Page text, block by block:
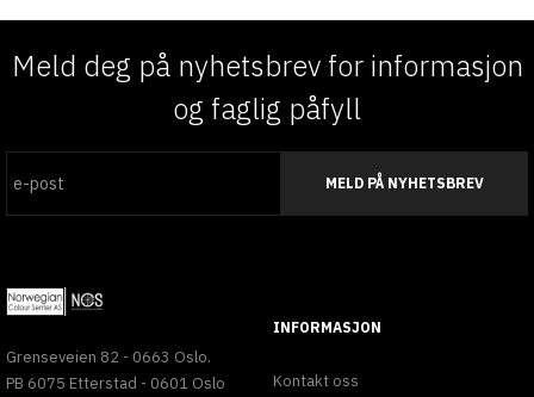
Meld deg på nyhetsbrev for informasjon
og faglig påfyll
MELD PÅ NYHETSBREV
Grenseveien 82 - 0663 Oslo.
PB 6075 Etterstad - 0601 Oslo
INFORMASJON
Kontakt oss